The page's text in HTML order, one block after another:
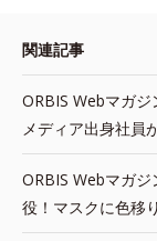
関連記事
ORBIS Webマガ
メディア出身社員
ORBIS Webマガ
役！マスクに色移